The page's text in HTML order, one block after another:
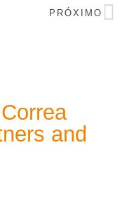
PRÓXIMO
and